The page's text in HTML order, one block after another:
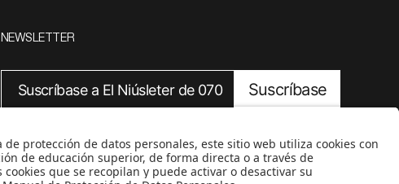
NEWSLETTER
Suscríbase